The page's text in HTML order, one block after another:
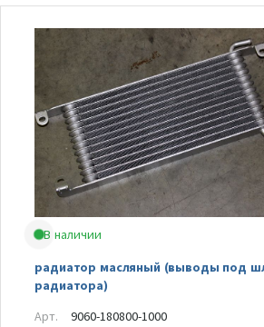
В наличии
радиатор масляный (выводы под
радиатора)
Арт.
9060-180800-1000